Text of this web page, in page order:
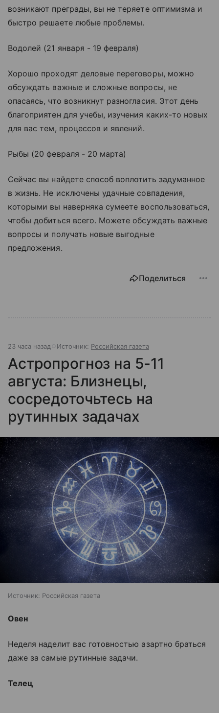
возникают преграды, вы не теряете оптимизма и
быстро решаете любые проблемы.
Водолей (21 января - 19 февраля)
Хорошо проходят деловые переговоры, можно
обсуждать важные и сложные вопросы, не
опасаясь, что возникнут разногласия. Этот день
благоприятен для учебы, изучения каких-то новых
для вас тем, процессов и явлений.
Рыбы (20 февраля - 20 марта)
Сейчас вы найдете способ воплотить задуманное
в жизнь. Не исключены удачные совпадения,
которыми вы наверняка сумеете воспользоваться,
чтобы добиться всего. Можете обсуждать важные
вопросы и получать новые выгодные
предложения.
Поделиться
23 часа назад Источник: Российская газета
Астропрогноз на 5-11
августа: Близнецы,
сосредоточьтесь на
рутинных задачах
Источник: Российская газета
Овен
Неделя наделит вас готовностью азартно браться
даже за самые рутинные задачи.
Телец